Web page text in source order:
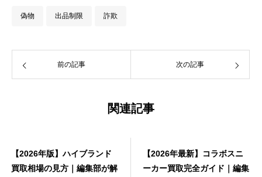
偽物 出品制限 詐欺
前の記事 次の記事
関連記事
【2026年版】ハイブランド
買取相場の見方｜編集部が解
【2026年最新】コラボスニ
ーカー買取完全ガイド｜編集